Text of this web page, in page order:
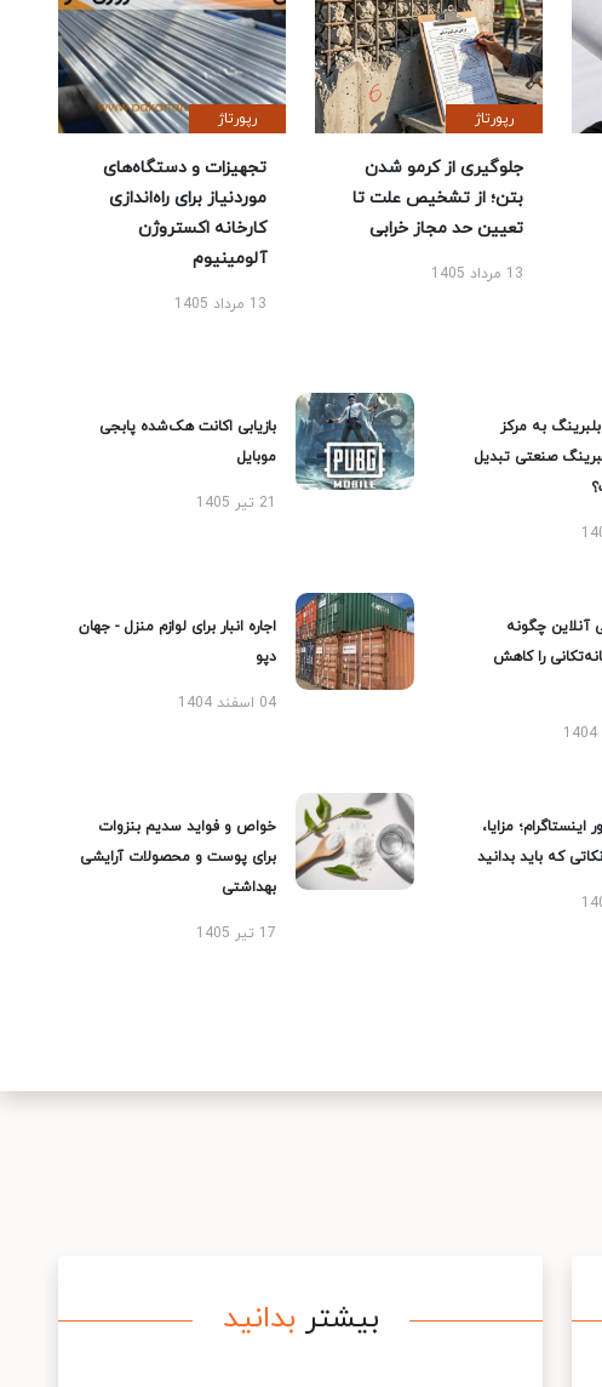
رپورتاژ
جلوگیری از کرمو شدن
بتن؛ از تشخیص علت تا
تعیین حد مجاز خرابی
13 مرداد 1405
رپورتاژ
تجهیزات و دستگاه‌های
موردنیاز برای راه‌اندازی
کارخانه اکستروژن
آلومینیوم
13 مرداد 1405
به مرکز
صنعتی تبدیل
بازیابی اکانت هک‌شده پابجی
موبایل
21 تیر 1405
چگونه
را کاهش
اجاره انبار برای لوازم منزل - جهان
دپو
04 اسفند 1404
اینستاگرام؛ مزایا،
که باید بدانید
خواص و فواید سدیم بنزوات
برای پوست و محصولات آرایشی
بهداشتی
17 تیر 1405
بیشتر بدانید